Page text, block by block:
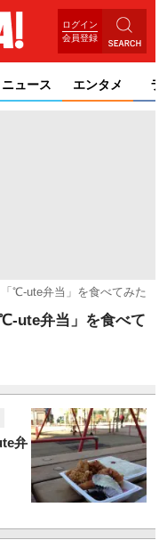
ログイン
会員登録
ニュース エンタメ
℃-ute弁当」を食べてみた
ute弁当」を食べて
弁